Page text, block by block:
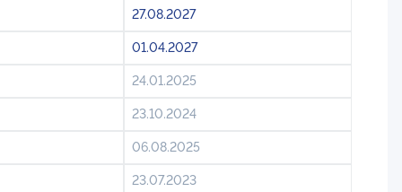
27.08.2027
01.04.2027
24.01.2025
23.10.2024
06.08.2025
23.07.2023